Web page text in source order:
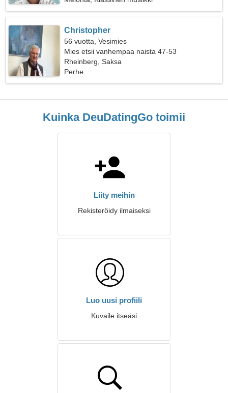
Christopher
56 vuotta, Vesimies
Mies etsii vanhempaa naista 47-53
Rheinberg, Saksa
Perhe
Kuinka DeuDatingGo toimii
Liity meihin
Rekisteröidy ilmaiseksi
Luo uusi profiili
Kuvaile itseäsi